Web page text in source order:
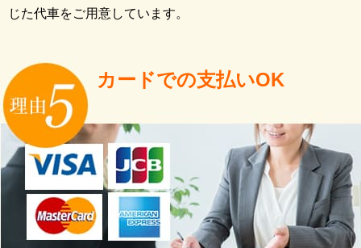
じた代車をご用意しています。
カードでの支払いOK